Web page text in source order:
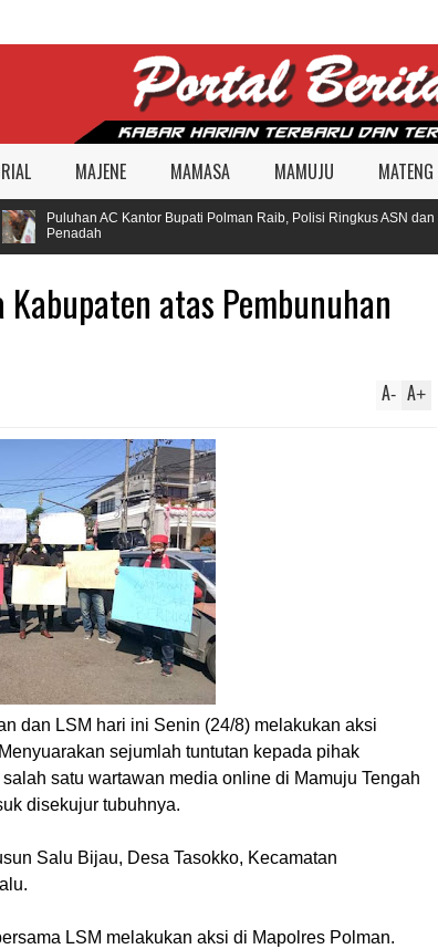
MAJENE MAMASA MAMUJU MATENG
Puluhan AC Kantor Bupati Polman Raib, Polisi Ringkus ASN dan
Penadah
atas Pembunuhan
A+
A-
dan LSM hari ini Senin (24/8) melakukan aksi
sejumlah tuntutan kepada pihak
satu wartawan media online di Mamuju Tengah
disekujur tubuhnya.
Salu Bijau, Desa Tasokko, Kecamatan
LSM melakukan aksi di Mapolres Polman.